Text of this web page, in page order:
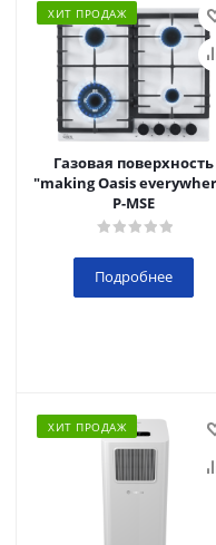
ХИТ ПРОДАЖ
Газовая поверхность
"making Oasis
P-MSE
Подробнее
ХИТ ПРОДАЖ